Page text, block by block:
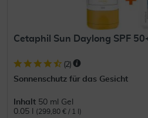
Cetaphil Sun Daylong SPF
(2)
Sonnenschutz für das Gesicht
Inhalt 50 ml Gel
0.05 l
(299,80 € / 1 l)